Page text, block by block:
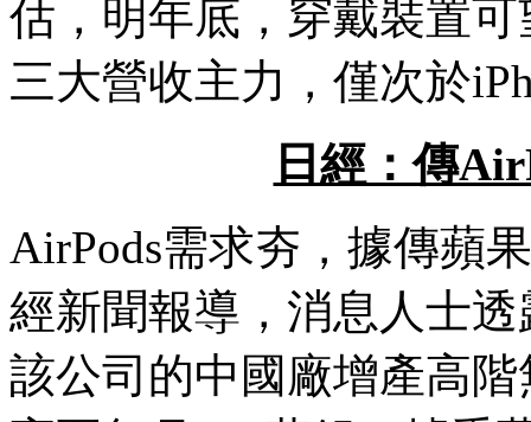
估，明年底，穿戴裝置
三大營收主力，僅次於
日經：傳
AirPods需求夯，據傳蘋
經新聞報導，消息人士
該公司的中國廠增產高